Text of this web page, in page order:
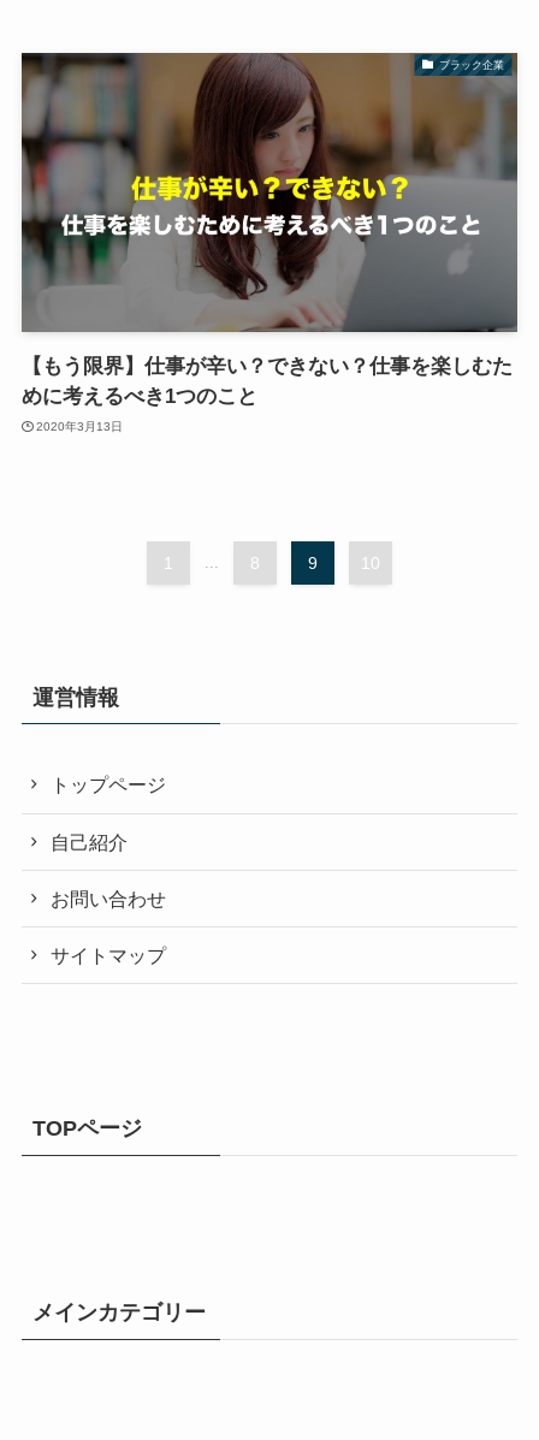
ブラック企業
【もう限界】仕事が辛い？できない？仕事を楽しむた
めに考えるべき1つのこと
2020年3月13日
1 ... 8 9 10
運営情報
トップページ
自己紹介
お問い合わせ
サイトマップ
TOPページ
メインカテゴリー